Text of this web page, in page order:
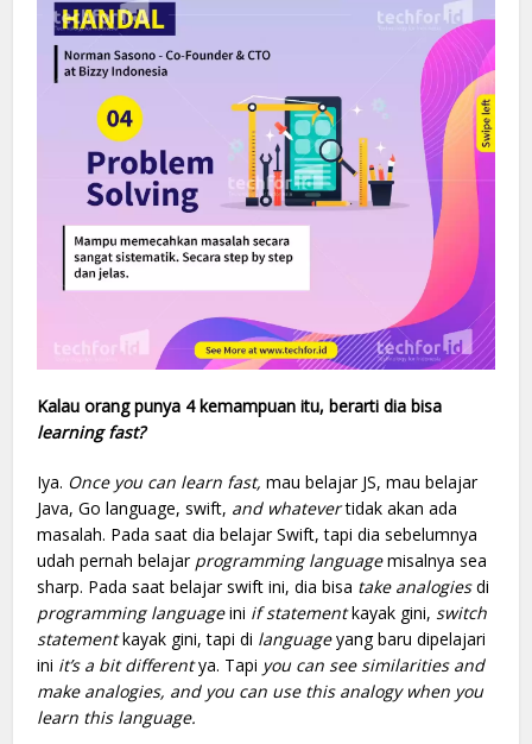
Kalau orang punya 4 kemampuan itu, berarti dia bisa
learning fast?
Iya. Once you can learn fast, mau belajar JS, mau belajar
Java, Go language, swift, and whatevertidak akan ada
masalah. Pada saat dia belajar Swift, tapi dia sebelumnya
udah pernah belajar programming languagemisalnya sea
sharp. Pada saat belajar swift ini, dia bisa take analogiesdi
programming languageini if statementkayak gini, switch
statementkayak gini, tapi di languageyang baru dipelajari
ini it’s a bit differentya. Tapi you can see similarities and
make analogies, and you can use this analogy when you
learn this language.